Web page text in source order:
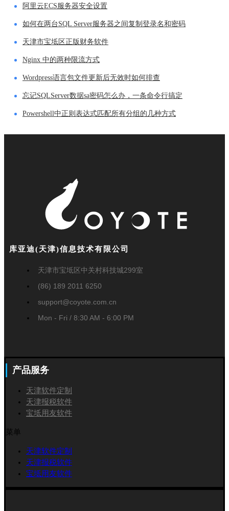
阿里云ECS服务器安全设置
如何在两台SQL Server服务器之间复制登录名和密码
天津市宝坻区正版财务软件
Nginx 中的两种限流方式
Wordpress语言包文件更新后无效时如何排查
忘记SQLServer数据sa密码怎么办，一条命令行搞定
Powershell中正则表达式匹配所有分组的几种方式
库亚迪(天津)信息技术有限公司
天津市宝坻区中关村科技城299室
(86) 189 2011 6250
support@coyote.com.cn
Mon - Fri / 8:30 AM - 6:00 PM
产品服务
天津软件定制
天津报税软件
宝坻用友软件
菜单
天津软件定制
天津报税软件
宝坻用友软件